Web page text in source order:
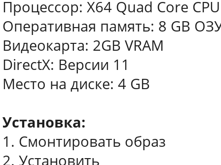
Процессор: X64 Quad Core
Оперативная память: 8 GB
Видеокарта: 2GB VRAM
DirectX: Версии 11
Место на диске: 4 GB
Установка:
1. Смонтировать образ
2. Установить